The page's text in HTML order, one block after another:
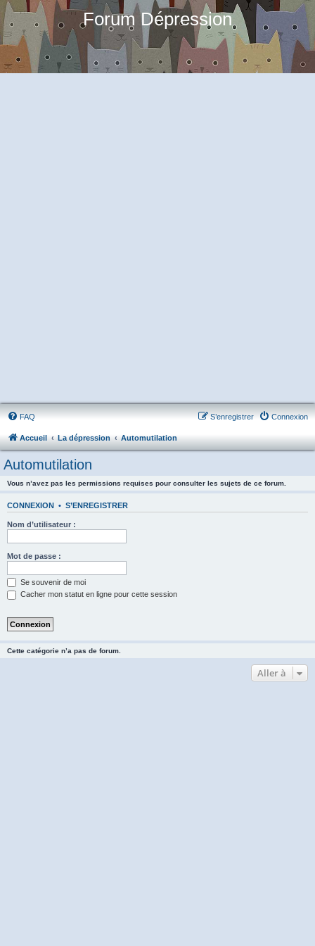
Forum Dépression
FAQ Connexion
S’enregistrer
Accueil La dépression Automutilation
Automutilation
Vous n’avez pas les permissions requises pour consulter les sujets de ce forum.
CONNEXION • S’ENREGISTRER
Nom d’utilisateur :
Mot de passe :
Se souvenir de moi
Cacher mon statut en ligne pour cette session
Cette catégorie n’a pas de forum.
Aller à